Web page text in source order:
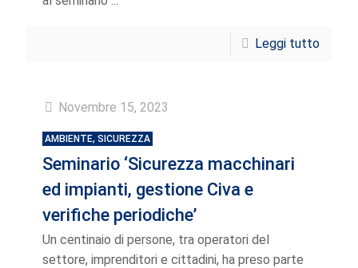
Leggi tutto
Novembre 15, 2023
AMBIENTE, SICUREZZA
Seminario ‘Sicurezza macchinari
ed impianti, gestione Civa e
verifiche periodiche’
Un centinaio di persone, tra operatori del
settore, imprenditori e cittadini, ha preso parte